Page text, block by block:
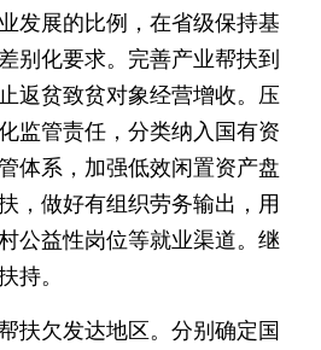
发展的比例，在省级保持基
别化要求。完善产业帮扶到
返贫致贫对象经营增收。压
监管责任，分类纳入国有资
体系，加强低效闲置资产盘
，做好有组织劳务输出，用
公益性岗位等就业渠道。继
持。
欠发达地区。分别确定国